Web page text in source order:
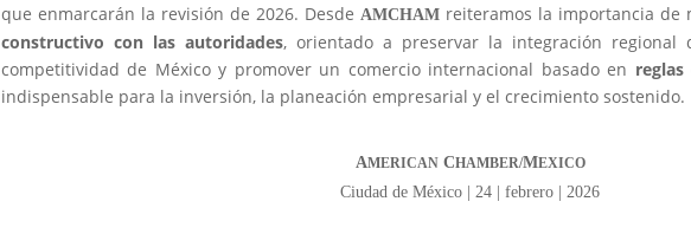
que enmarcarán la revisión de 2026. DesdeAMCHAM reiteramos la importancia de
constructivo con las autoridades, orientado a preservar la integración regional
competitividad de México y promover un comercio internacional basado en
indispensable para la inversión, la planeación empresarial y el crecimiento sostenido.
AMERICANCHAMBER/MEXICO
Ciudad de México | 24 | febrero | 2026